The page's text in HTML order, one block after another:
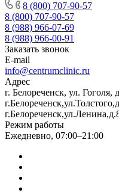
8 (800) 707-90-57
8 (800) 707-90-57
8 (988) 966-07-69
8 (988) 966-00-91
Заказать звонок
E-mail
info@centrumclinic.ru
Адрес
г. Белореченск, ул. Гоголя,
Режим работы
Ежедневно, 07:00–21:00